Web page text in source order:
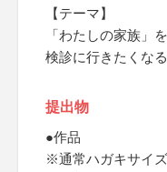
【テーマ】
「わたしの家族」
検診に行きたくな
提出物
●作品
※通常ハガキサイ